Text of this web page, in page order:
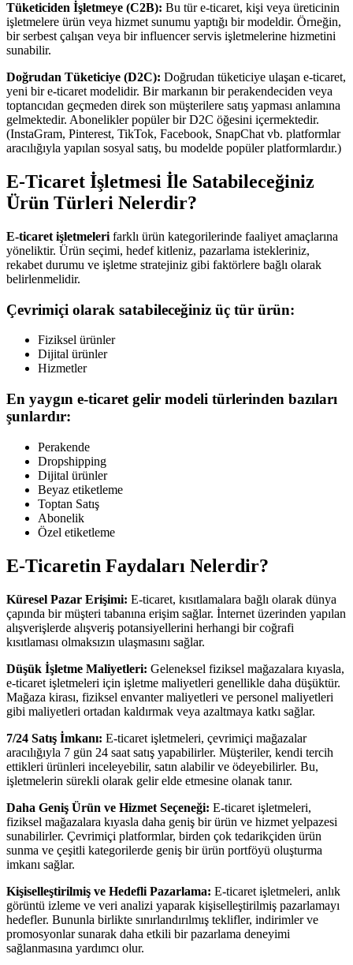
Tüketiciden İşletmeye (C2B): Bu tür e-ticaret, kişi veya üreticinin
işletmelere ürün veya hizmet sunumu yaptığı bir modeldir. Örneğin,
bir serbest çalışan veya bir influencer servis işletmelerine hizmetini
sunabilir.
Doğrudan Tüketiciye (D2C): Doğrudan tüketiciye ulaşan e-ticaret,
yeni bir e-ticaret modelidir. Bir markanın bir perakendeciden veya
toptancıdan geçmeden direk son müşterilere satış yapması anlamına
gelmektedir. Abonelikler popüler bir D2C öğesini içermektedir.
(InstaGram, Pinterest, TikTok, Facebook, SnapChat vb. platformlar
aracılığıyla yapılan sosyal satış, bu modelde popüler platformlardır.)
E-Ticaret İşletmesi İle Satabileceğiniz
Ürün Türleri Nelerdir?
E-ticaret işletmeleri farklı ürün kategorilerinde faaliyet amaçlarına
yöneliktir. Ürün seçimi, hedef kitleniz, pazarlama istekleriniz,
rekabet durumu ve işletme stratejiniz gibi faktörlere bağlı olarak
belirlenmelidir.
Çevrimiçi olarak satabileceğiniz üç tür ürün:
Fiziksel ürünler
Dijital ürünler
Hizmetler
En yaygın e-ticaret gelir modeli türlerinden bazıları
şunlardır:
Perakende
Dropshipping
Dijital ürünler
Beyaz etiketleme
Toptan Satış
Abonelik
Özel etiketleme
E-Ticaretin Faydaları Nelerdir?
Küresel Pazar Erişimi: E-ticaret, kısıtlamalara bağlı olarak dünya
çapında bir müşteri tabanına erişim sağlar. İnternet üzerinden yapılan
alışverişlerde alışveriş potansiyellerini herhangi bir coğrafi
kısıtlaması olmaksızın ulaşmasını sağlar.
Düşük İşletme Maliyetleri: Geleneksel fiziksel mağazalara kıyasla,
e-ticaret işletmeleri için işletme maliyetleri genellikle daha düşüktür.
Mağaza kirası, fiziksel envanter maliyetleri ve personel maliyetleri
gibi maliyetleri ortadan kaldırmak veya azaltmaya katkı sağlar.
7/24 Satış İmkanı: E-ticaret işletmeleri, çevrimiçi mağazalar
aracılığıyla 7 gün 24 saat satış yapabilirler. Müşteriler, kendi tercih
ettikleri ürünleri inceleyebilir, satın alabilir ve ödeyebilirler. Bu,
işletmelerin sürekli olarak gelir elde etmesine olanak tanır.
Daha Geniş Ürün ve Hizmet Seçeneği: E-ticaret işletmeleri,
fiziksel mağazalara kıyasla daha geniş bir ürün ve hizmet yelpazesi
sunabilirler. Çevrimiçi platformlar, birden çok tedarikçiden ürün
sunma ve çeşitli kategorilerde geniş bir ürün portföyü oluşturma
imkanı sağlar.
Kişiselleştirilmiş ve Hedefli Pazarlama: E-ticaret işletmeleri, anlık
görüntü izleme ve veri analizi yaparak kişiselleştirilmiş pazarlamayı
hedefler. Bununla birlikte sınırlandırılmış teklifler, indirimler ve
promosyonlar sunarak daha etkili bir pazarlama deneyimi
sağlanmasına yardımcı olur.